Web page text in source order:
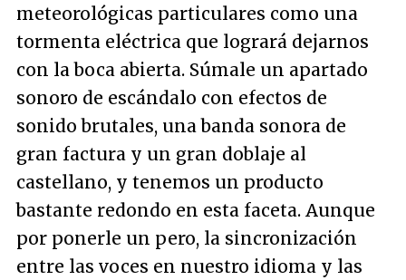
meteorológicas particulares como una
tormenta eléctrica que logrará dejarnos
con la boca abierta. Súmale un apartado
sonoro de escándalo con efectos de
sonido brutales, una banda sonora de
gran factura y un gran doblaje al
castellano, y tenemos un producto
bastante redondo en esta faceta. Aunque
por ponerle un pero, la sincronización
entre las voces en nuestro idioma y las